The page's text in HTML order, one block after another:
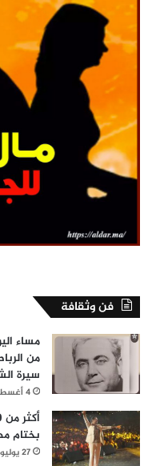
فن وثقافة
مساء
من
سيرة
4 أغسطس، 2026
بختام
27 يوليو، 2026